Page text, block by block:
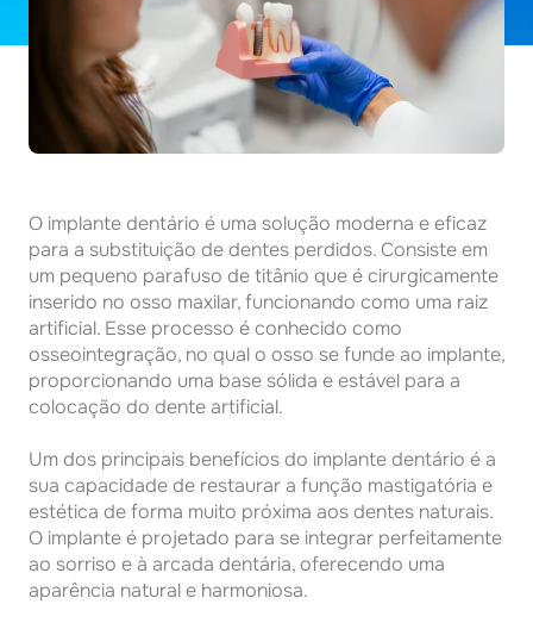
O implante dentário é uma solução moderna e eficaz
para a substituição de dentes perdidos. Consiste em
um pequeno parafuso de titânio que é cirurgicamente
inserido no osso maxilar, funcionando como uma raiz
artificial. Esse processo é conhecido como
osseointegração, no qual o osso se funde ao implante,
proporcionando uma base sólida e estável para a
colocação do dente artificial.
Um dos principais benefícios do implante dentário é a
sua capacidade de restaurar a função mastigatória e
estética de forma muito próxima aos dentes naturais.
O implante é projetado para se integrar perfeitamente
ao sorriso e à arcada dentária, oferecendo uma
aparência natural e harmoniosa.